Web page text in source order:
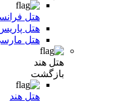
هتل
هتل
هتل
هتل هند
بازگشت
هتل هند